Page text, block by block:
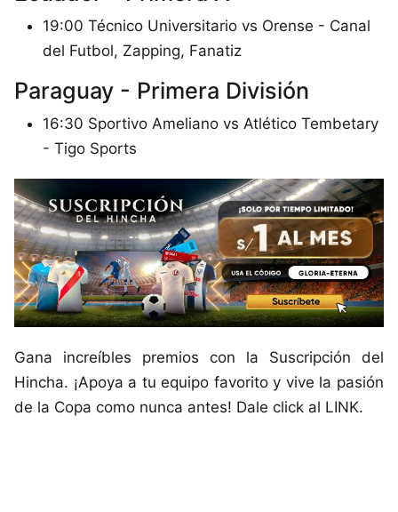
19:00 Técnico Universitario vs Orense - Canal
del Futbol, Zapping, Fanatiz
Paraguay - Primera División
16:30 Sportivo Ameliano vs Atlético Tembetary
- Tigo Sports
Gana increíbles premios con la Suscripción del
Hincha. ¡Apoya a tu equipo favorito y vive la pasión
de la Copa como nunca antes! Dale click al LINK.